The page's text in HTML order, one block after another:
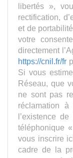
libertés »,
rectification,
et de
votre
directement
https://cnil.fr/fr
Si vous
Réseau, que
ne sont pas
réclamation
l’existence
téléphonique
vous inscrire
cadre de la